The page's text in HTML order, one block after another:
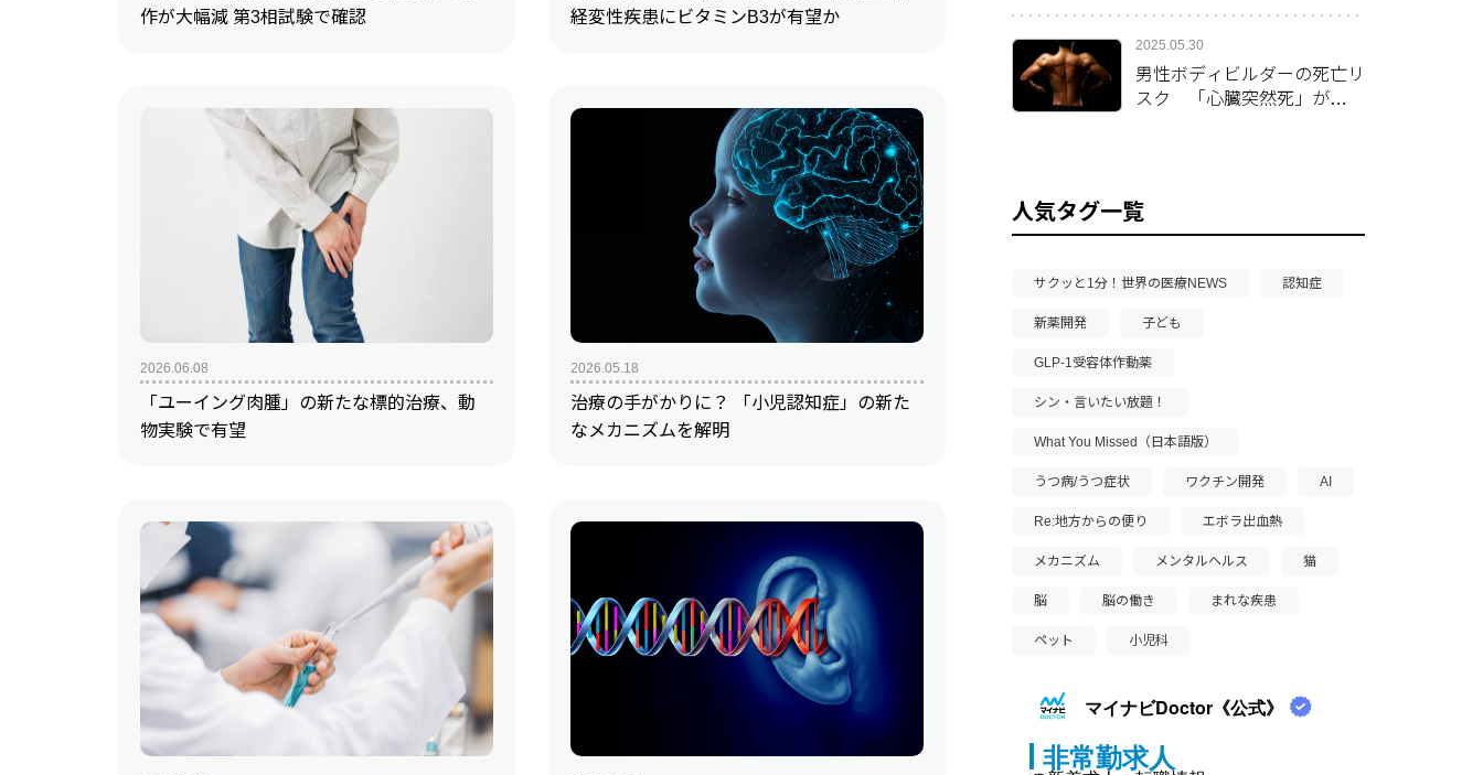
作が大幅減 第3相試験で確認
経変性疾患にビタミンB3が有望か
2026.06.08
「ユーイング肉腫」の新たな標的治療、動
物実験で有望
2026.05.18
治療の手がかりに？ 「小児認知症」の新た
なメカニズムを解明
2025.05.30
男性ボディビルダーの死亡リ
スク 「心臓突然死」が
人気タグ一覧
サクッと1分！世界の医療NEWS 認知症
新薬開発 子ども
GLP-1受容体作動薬
シン・言いたい放題！
What You Missed（日本語版）
うつ病/うつ症状 ワクチン開発 AI
Re:地方からの便り エボラ出血熱
メカニズム メンタルヘルス 猫
脳 脳の働き まれな疾患
ペット 小児科